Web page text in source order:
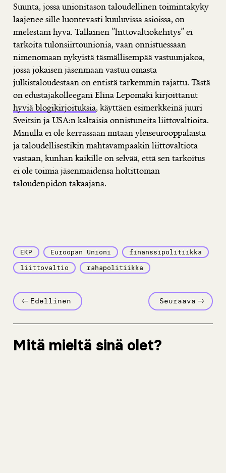
Suunta, jossa unionitason taloudellinen toimintakyky
laajenee sille luontevasti kuuluvissa asioissa, on
mielestäni hyvä. Tällainen ”liittovaltiokehitys” ei
tarkoita tulonsiirtounionia, vaan onnistuessaan
nimenomaan nykyistä täsmällisempää vastuunjakoa,
jossa jokaisen jäsenmaan vastuu omasta
julkistaloudestaan on entistä tarkemmin rajattu. Tästä
on edustajakolleegani Elina Lepomäki kirjoittanut
hyviä blogikirjoituksia, käyttäen esimerkkeinä juuri
Sveitsin ja USA:n kaltaisia onnistuneita liittovaltioita.
Minulla ei ole kerrassaan mitään yleiseurooppalaista
ja taloudellisestikin mahtavampaakin liittovaltiota
vastaan, kunhan kaikille on selvää, että sen tarkoitus
ei ole toimia jäsenmaidensa holtittoman
taloudenpidon takaajana.
EKP Euroopan Unioni finanssipolitiikka
liittovaltio rahapolitiikka
Edellinen Seuraava
Mitä mieltä sinä olet?